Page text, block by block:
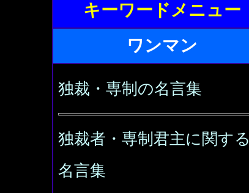
キーワードメニュー
ワンマン
独裁・専制の名言集
独裁者・専制君主に関する
名言集